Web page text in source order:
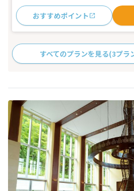
おすすめポイント
すべてのプランを見る(3プラ